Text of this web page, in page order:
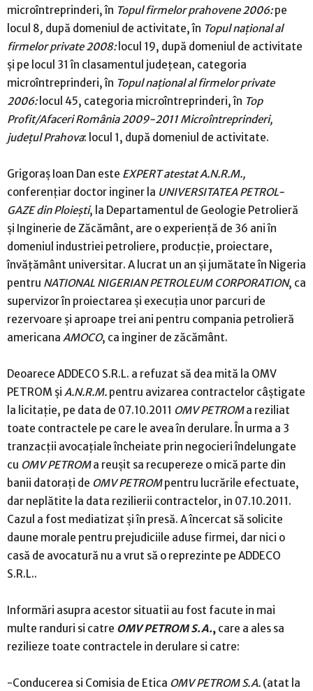
microîntreprinderi, în Topul firmelor prahovene 2006:pe
locul 8, după domeniul de activitate, în Topul naţional al
firmelor private 2008: locul 19, după domeniul de activitate
şi pe locul 31 în clasamentul judeţean, categoria
microîntreprinderi, în Topul naţional al firmelor private
2006: locul 45, categoria microîntreprinderi, în Top
Profit/Afaceri România 2009-2011 Microîntreprinderi,
judeţul Prahova: locul 1, după domeniul de activitate.
Grigoraş Ioan Dan este EXPERT atestat A.N.R.M.,
conferenţiar doctor inginer la UNIVERSITATEA PETROL-
GAZE din Ploieşti, la Departamentul de Geologie Petrolieră
şi Inginerie de Zăcământ, are o experienţă de 36 ani în
domeniul industriei petroliere, producţie, proiectare,
învăţământ universitar. A lucrat un an şi jumătate în Nigeria
pentru NATIONAL NIGERIAN PETROLEUM CORPORATION, ca
supervizor în proiectarea şi execuţia unor parcuri de
rezervoare şi aproape trei ani pentru compania petrolieră
americana AMOCO, ca inginer de zăcământ.
Deoarece ADDECO S.R.L. a refuzat să dea mită la OMV
PETROM şi A.N.R.M. pentru avizarea contractelor câştigate
la licitaţie, pe data de 07.10.2011 OMV PETROMa reziliat
toate contractele pe care le avea în derulare. În urma a 3
tranzacţii avocaţiale încheiate prin negocieri îndelungate
cu OMV PETROMa reuşit sa recupereze o mică parte din
banii datoraţi de OMV PETROMpentru lucrările efectuate,
dar neplătite la data rezilierii contractelor, in 07.10.2011.
Cazul a fost mediatizat şi în presă. A încercat să solicite
daune morale pentru prejudiciile aduse firmei, dar nici o
casă de avocatură nu a vrut să o reprezinte pe ADDECO
S.R.L..
Informări asupra acestor situatii au fost facute in mai
multe randuri si catre OMV PETROM S.A., care a ales sa
rezilieze toate contractele in derulare si catre:
-Conducerea si Comisia de Etica OMV PETROM S.A. (atat la